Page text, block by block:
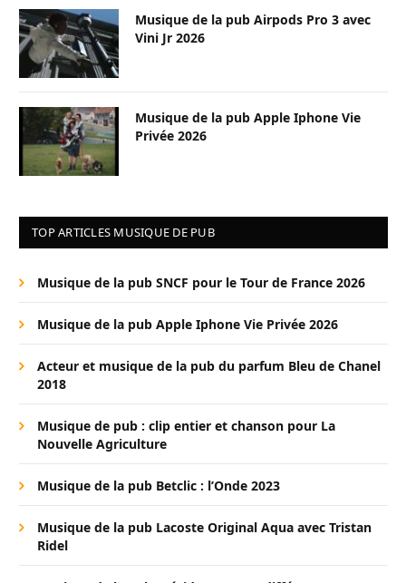
Musique de la pub Airpods Pro 3 avec
Vini Jr 2026
Musique de la pub Apple Iphone Vie
Privée 2026
TOP ARTICLES MUSIQUE DE PUB
Musique de la pub SNCF pour le Tour de France 2026
Musique de la pub Apple Iphone Vie Privée 2026
Acteur et musique de la pub du parfum Bleu de Chanel
2018
Musique de pub : clip entier et chanson pour La
Nouvelle Agriculture
Musique de la pub Betclic : l’Onde 2023
Musique de la pub Lacoste Original Aqua avec Tristan
Ridel